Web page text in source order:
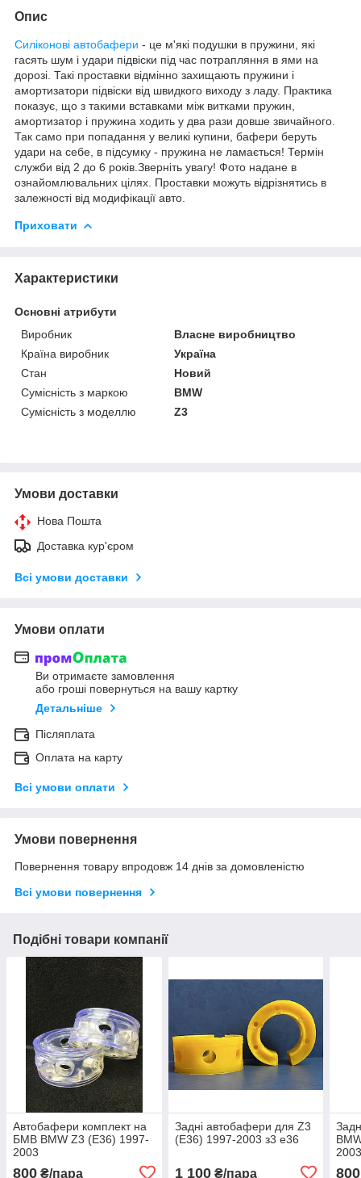
Опис
Силіконові автобафери - це м'які подушки в пружини, які
гасять шум і удари підвіски під час потрапляння в ями на
дорозі. Такі проставки відмінно захищають пружини і
амортизатори підвіски від швидкого виходу з ладу. Практика
показує, що з такими вставками між витками пружин,
амортизатор і пружина ходить у два рази довше звичайного.
Так само при попадання у великі купини, бафери беруть
удари на себе, в підсумку - пружина не ламається! Термін
служби від 2 до 6 років.Зверніть увагу! Фото надане в
ознайомлювальних цілях. Проставки можуть відрізнятись в
залежності від модифікації авто.
Приховати
Характеристики
Основні атрибути
Виробник
Власне виробництво
Країна виробник
Україна
Стан
Новий
Сумісність з маркою
BMW
Сумісність з моделлю
Z3
Умови доставки
Нова Пошта
Доставка кур'єром
Всі умови доставки
Умови оплати
Ви отримаєте замовлення
або гроші повернуться на вашу картку
Детальніше
Післяплата
Оплата на карту
Всі умови оплати
Умови повернення
Повернення товару впродовж 14 днів за домовленістю
Всі умови повернення
Подібні товари компанії
Автобафери комплект на
БМВ BMW Z3 (E36) 1997-
2003
800 ₴/пара
Задні автобафери для Z3
(E36) 1997-2003 з3 е36
1 100₴/пара 800